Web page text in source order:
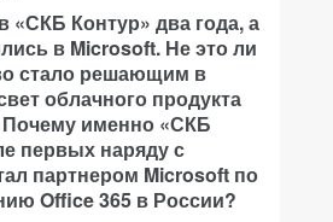
«СКБ Контур» два года, а
в Microsoft. Не это ли
стало решающим в
облачного продукта
Почему именно «СКБ
первых наряду с
партнером Microsoft по
Office 365 в России?